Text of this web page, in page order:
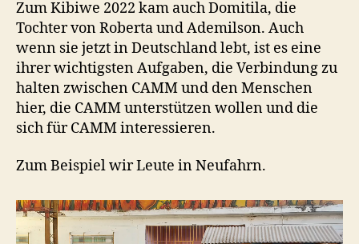
Zum Kibiwe 2022 kam auch Domitila, die
Tochter von Roberta und Ademilson. Auch
wenn sie jetzt in Deutschland lebt, ist es eine
ihrer wichtigsten Aufgaben, die Verbindung zu
halten zwischen CAMM und den Menschen
hier, die CAMM unterstützen wollen und die
sich für CAMM interessieren.
Zum Beispiel wir Leute in Neufahrn.